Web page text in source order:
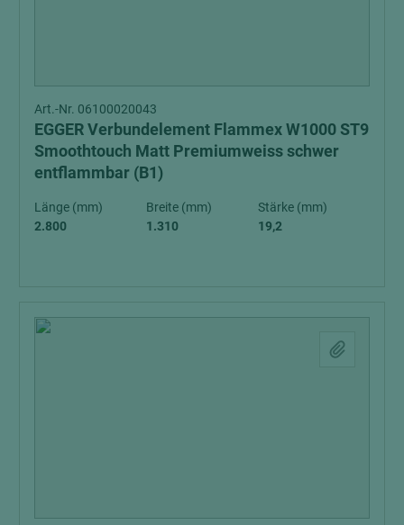
Art.-Nr. 06100020043
EGGER Verbundelement Flammex W1000 ST9
Smoothtouch Matt Premiumweiss schwer
entflammbar (B1)
Länge (mm)
2.800
Breite (mm)
1.310
Stärke (mm)
19,2